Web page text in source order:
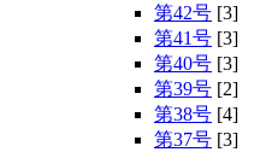
第42号 [3]
第41号 [3]
第40号 [3]
第39号 [2]
第38号 [4]
第37号 [3]